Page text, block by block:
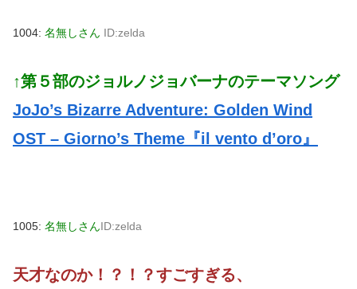
1004: 名無しさん ID:zelda
↑第５部のジョルノジョバーナのテーマソング
JoJo’s Bizarre Adventure: Golden Wind
OST – Giorno’s Theme『il vento d’oro』
1005: 名無しさんID:zelda
天才なのか！？！？すごすぎる、